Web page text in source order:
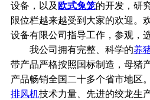
设备，以及 欧式兔笼的开发，研
限位栏越来越受到大家的欢迎。
设备有限公司指导工作，参观，
我公司拥有完整、科学的养
带产品严格按照国标制造，母猪
产品畅销全国二十多个省市地区
排风机技术力量、先进的绞龙生